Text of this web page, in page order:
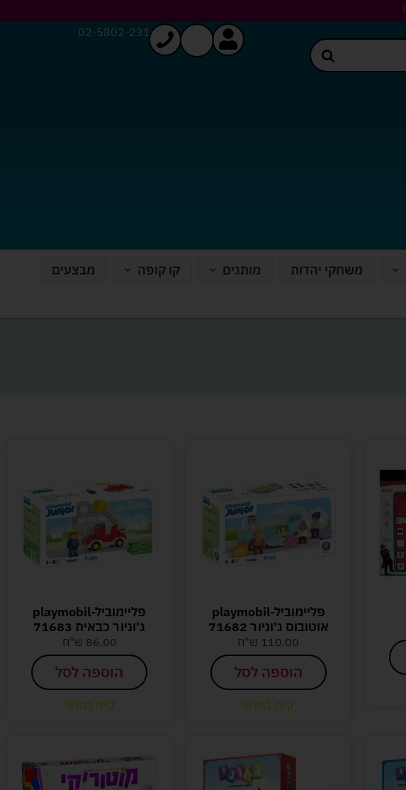
02-5802-231
משחקי יהדות מותגים קו קופה
מבצעים
פליימוביל-playmobil
אוטובוס ג'וניור 71682
110.00 ש"ח
הוספה לסל
קיים במלאי
פליימוביל-playmobil
ג'וניור כבאית 71683
86.00 ש"ח
הוספה לסל
קיים במלאי